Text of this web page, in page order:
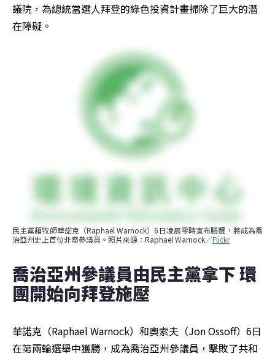
議院，為總統當選人拜登的綠色投資計畫掃除了巨大的潛
在障礙。
民主黨籍牧師華諾克（Raphael Warnock）6日凌晨零時宣布勝選，將成為喬
治亞州史上首位非裔參議員。照片來源：Raphael Warnock／Flickr
喬治亞州參議員由民主黨拿下 環
團開始向拜登施壓
華諾克（Raphael Warnock）和奧索夫（Jon Ossoff）6日
在第兩輪選舉中獲勝，成為喬治亞州參議員，擊敗了共和